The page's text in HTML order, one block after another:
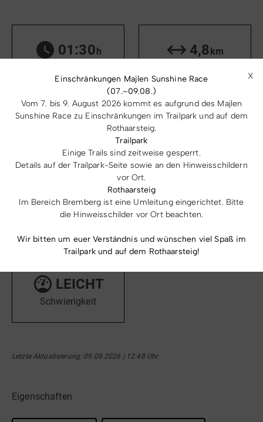
X
Einschränkungen Majlen Sunshine Race
(07.–09.08.)
Vom 7. bis 9. August 2026 kommt es aufgrund des Majlen
Sunshine Race zu Einschränkungen im Trailpark und auf dem
Rothaarsteig.
Trailpark
Einige Trails sind zeitweise gesperrt.
Details auf der Trailpark-Seite sowie an den Hinweisschildern
vor Ort.
Rothaarsteig
Im Bereich Bremberg ist eine Umleitung eingerichtet. Bitte
die Hinweisschilder vor Ort beachten.
Wir bitten um euer Verständnis und wünschen viel Spaß im
Trailpark und auf dem Rothaarsteig!
01:30h
4,8km
782m
709m
LEICHT
Schwierigkeit
Letzte Aktualisierung: 09.08.2026 | 12:48 Uhr
Eigenschaften